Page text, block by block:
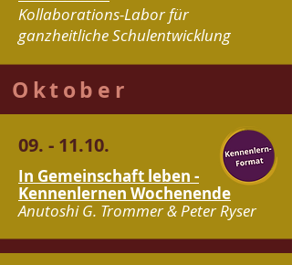
Kollaborations-Labor für
ganzheitliche Schulentwicklung
Oktober
09. - 11.10.
In Gemeinschaft leben -
Kennenlernen Wochenende
Anutoshi G. Trommer & Peter Ryser